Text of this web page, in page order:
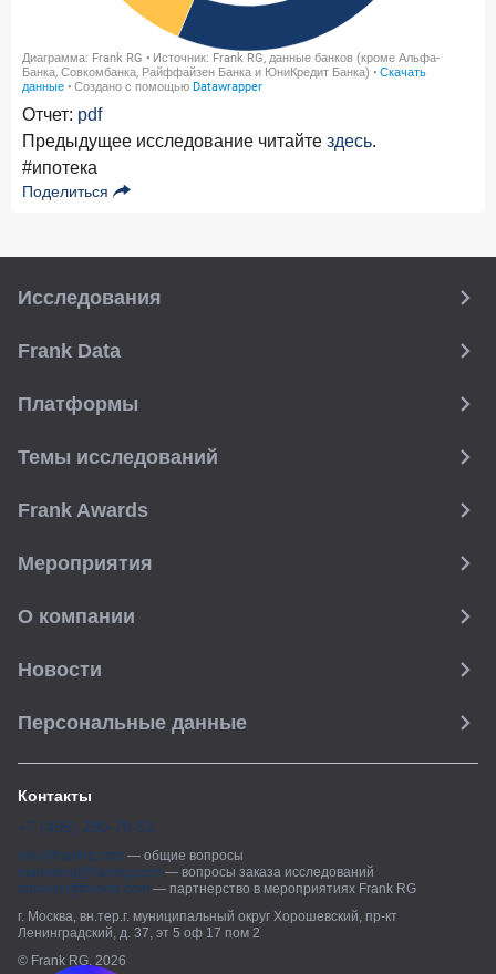
Отчет: pdf
Предыдущее исследование читайте здесь.
#ипотека
Поделиться
Исследования
Frank Data
Платформы
Темы исследований
Frank Awards
Мероприятия
О компании
Новости
Персональные данные
Контакты
+7 (495) 280-70-51
общие вопросы
—
info@frankrg.com
вопросы заказа исследований
—
marketing@frankrg.com
партнерство в мероприятиях Frank RG
—
adsales@frankrg.com
г. Москва, вн.тер.г. муниципальный округ Хорошевский, пр-кт
Ленинградский, д. 37, эт 5 оф 17 пом 2
© Frank RG, 2026